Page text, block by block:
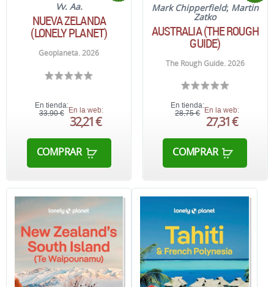
Vv. Aa.
NUEVA ZELANDA
(LONELY PLANET)
Geoplaneta. 2026
En tienda:
33,90 € En la web:
32,21 €
COMPRAR
Mark Chipperfield; Martin
Zatko
AUSTRALIA (THE ROUGH
GUIDE)
The Rough Guide. 2026
En tienda:
28,75 €
En la web:
27,31 €
COMPRAR